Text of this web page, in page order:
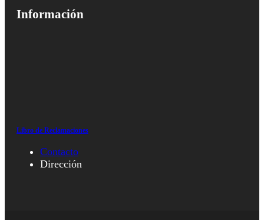
Información
Libro de Reclamaciones
Contacto
Dirección